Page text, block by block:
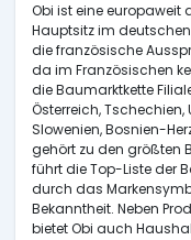
Obi ist eine
Hauptsitz im
die französische
da im Französischen
die Baumarktkette
Österreich,
Slowenien, Bosnien-
gehört zu den größten
führt die Top-Liste der
durch das
Bekanntheit. Neben
bietet Obi auch